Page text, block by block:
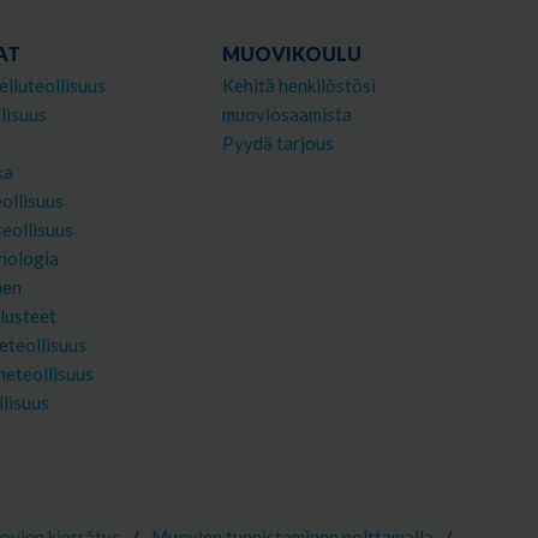
MUOVIKOULU
Kehitä henkilöstösi
muoviosaamista
Pyydä tarjous